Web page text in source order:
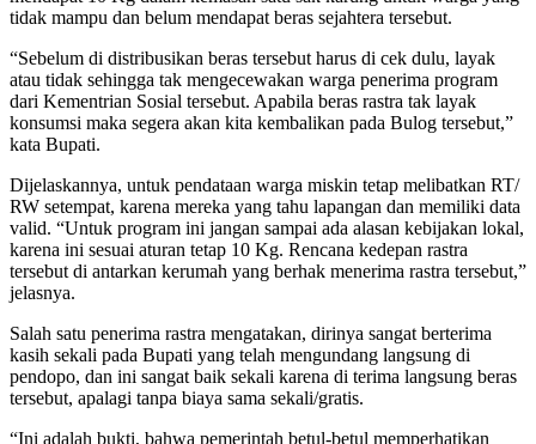
tidak mampu dan belum mendapat beras sejahtera tersebut.
“Sebelum di distribusikan beras tersebut harus di cek dulu, layak
atau tidak sehingga tak mengecewakan warga penerima program
dari Kementrian Sosial tersebut. Apabila beras rastra tak layak
konsumsi maka segera akan kita kembalikan pada Bulog tersebut,”
kata Bupati.
Dijelaskannya, untuk pendataan warga miskin tetap melibatkan RT/
RW setempat, karena mereka yang tahu lapangan dan memiliki data
valid. “Untuk program ini jangan sampai ada alasan kebijakan lokal,
karena ini sesuai aturan tetap 10 Kg. Rencana kedepan rastra
tersebut di antarkan kerumah yang berhak menerima rastra tersebut,”
jelasnya.
Salah satu penerima rastra mengatakan, dirinya sangat berterima
kasih sekali pada Bupati yang telah mengundang langsung di
pendopo, dan ini sangat baik sekali karena di terima langsung beras
tersebut, apalagi tanpa biaya sama sekali/gratis.
“Ini adalah bukti, bahwa pemerintah betul-betul memperhatikan